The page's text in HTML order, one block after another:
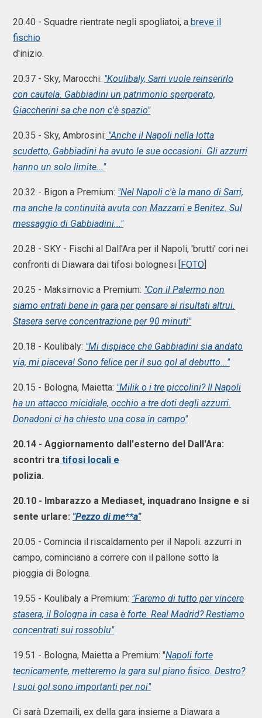
20.40 - Squadre rientrate negli spogliatoi, a breve il
fischio
d'inizio.
20.37 - Sky, Marocchi: "Koulibaly, Sarri vuole reinserirlo
con cautela. Gabbiadini un patrimonio sperperato,
Giaccherini sa che non c'è spazio"
20.35 - Sky, Ambrosini: "Anche il Napoli nella lotta
scudetto, Gabbiadini ha avuto le sue occasioni. Gli azzurri
hanno un solo limite..."
20.32 - Bigon a Premium: "Nel Napoli c'è la mano di Sarri,
ma anche la continuità avuta con Mazzarri e Benitez. Sul
messaggio di Gabbiadini..."
20.28 - SKY - Fischi al Dall'Ara per il Napoli, 'brutti' cori nei
confronti di Diawara dai tifosi bolognesi [FOTO]
20.25 - Maksimovic a Premium: "Con il Palermo non
siamo entrati bene in gara per pensare ai risultati altrui.
Stasera serve concentrazione per 90 minuti"
20.18 - Koulibaly: "Mi dispiace che Gabbiadini sia andato
via, mi piaceva! Sono felice per il suo gol al debutto..."
20.15 - Bologna, Maietta: "Milik o i tre piccolini? Il Napoli
ha un attacco micidiale, occhio a tre doti degli azzurri.
Donadoni ci ha chiesto una cosa in campo"
20.14 - Aggiornamento dall'esterno del Dall'Ara:
scontri tra tifosi locali e
polizia.
20.10 - Imbarazzo a Mediaset, inquadrano Insigne e si
sente urlare: "Pezzo di me**a"
20.05 - Comincia il riscaldamento per il Napoli: azzurri in
campo, cominciano a correre con il pallone sotto la
pioggia di Bologna.
19.55 - Koulibaly a Premium: "Faremo di tutto per vincere
stasera, il Bologna in casa è forte. Real Madrid? Restiamo
concentrati sui rossoblu"
19.51 - Bologna, Maietta a Premium: "Napoli forte
tecnicamente, metteremo la gara sul piano fisico. Destro?
I suoi gol sono importanti per noi"
Ci sarà Dzemaili, ex della gara insieme a Diawara a